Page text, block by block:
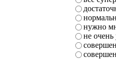
нужно
не очень